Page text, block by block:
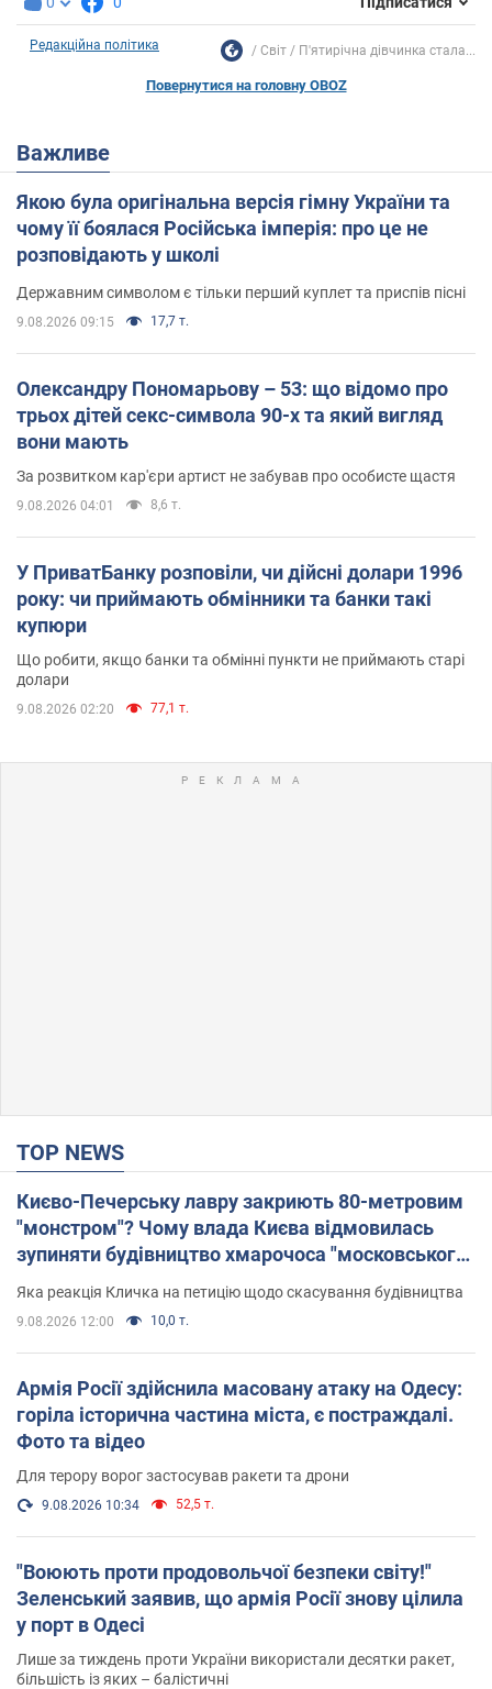
Редакційна політика Світ П'ятирічна дівчинка стала...
Повернутися на головну OBOZ
Важливе
Якою була оригінальна версія гімну України та
чому її боялася Російська імперія: про це не
розповідають у школі
Державним символом є тільки перший куплет та приспів пісні
9.08.2026 09:15 17,7 т.
Олександру Пономарьову – 53: що відомо про
трьох дітей секс-символа 90-х та який вигляд
вони мають
За розвитком кар'єри артист не забував про особисте щастя
9.08.2026 04:01 8,6 т.
У ПриватБанку розповіли, чи дійсні долари 1996
року: чи приймають обмінники та банки такі
купюри
Що робити, якщо банки та обмінні пункти не приймають старі
долари
9.08.2026 02:20 77,1 т.
TOP NEWS
Києво-Печерську лавру закриють 80-метровим
"монстром"? Чому влада Києва відмовилась
зупиняти будівництво хмарочоса "московського
вірянина"
Яка реакція Кличка на петицію щодо скасування будівництва
9.08.2026 12:00 10,0 т.
Армія Росії здійснила масовану атаку на Одесу:
горіла історична частина міста, є постраждалі.
Фото та відео
Для терору ворог застосував ракети та дрони
9.08.2026 10:34 52,5 т.
"Воюють проти продовольчої безпеки світу!"
Зеленський заявив, що армія Росії знову цілила
у порт в Одесі
Лише за тиждень проти України використали десятки ракет,
більшість із яких – балістичні